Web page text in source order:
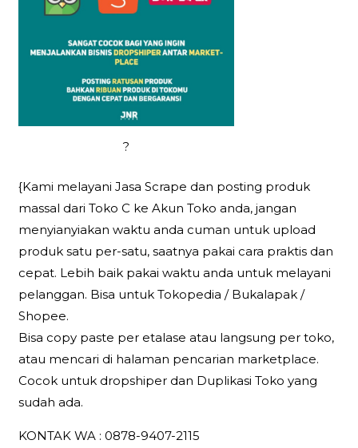
?
{Kami melayani Jasa Scrape dan posting produk
massal dari Toko C ke Akun Toko anda, jangan
menyianyiakan waktu anda cuman untuk upload
produk satu per-satu, saatnya pakai cara praktis dan
cepat. Lebih baik pakai waktu anda untuk melayani
pelanggan. Bisa untuk Tokopedia / Bukalapak /
Shopee.
Bisa copy paste per etalase atau langsung per toko,
atau mencari di halaman pencarian marketplace.
Cocok untuk dropshiper dan Duplikasi Toko yang
sudah ada.
KONTAK WA : 0878-9407-2115